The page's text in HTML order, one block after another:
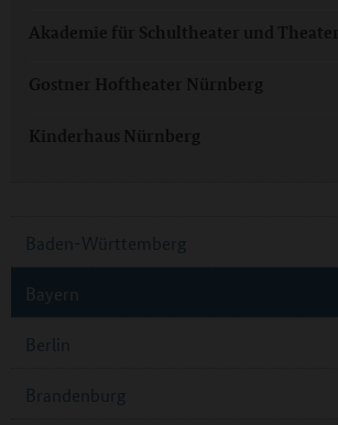
Akademie für Schultheater und
Gostner Hoftheater Nürnberg
Kinderhaus Nürnberg
Baden-Württemberg
Bayern
Berlin
Brandenburg